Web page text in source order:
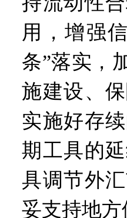
用，增强
条”落实，
施建设、
实施好存
期工具的
具调节外
妥支持地